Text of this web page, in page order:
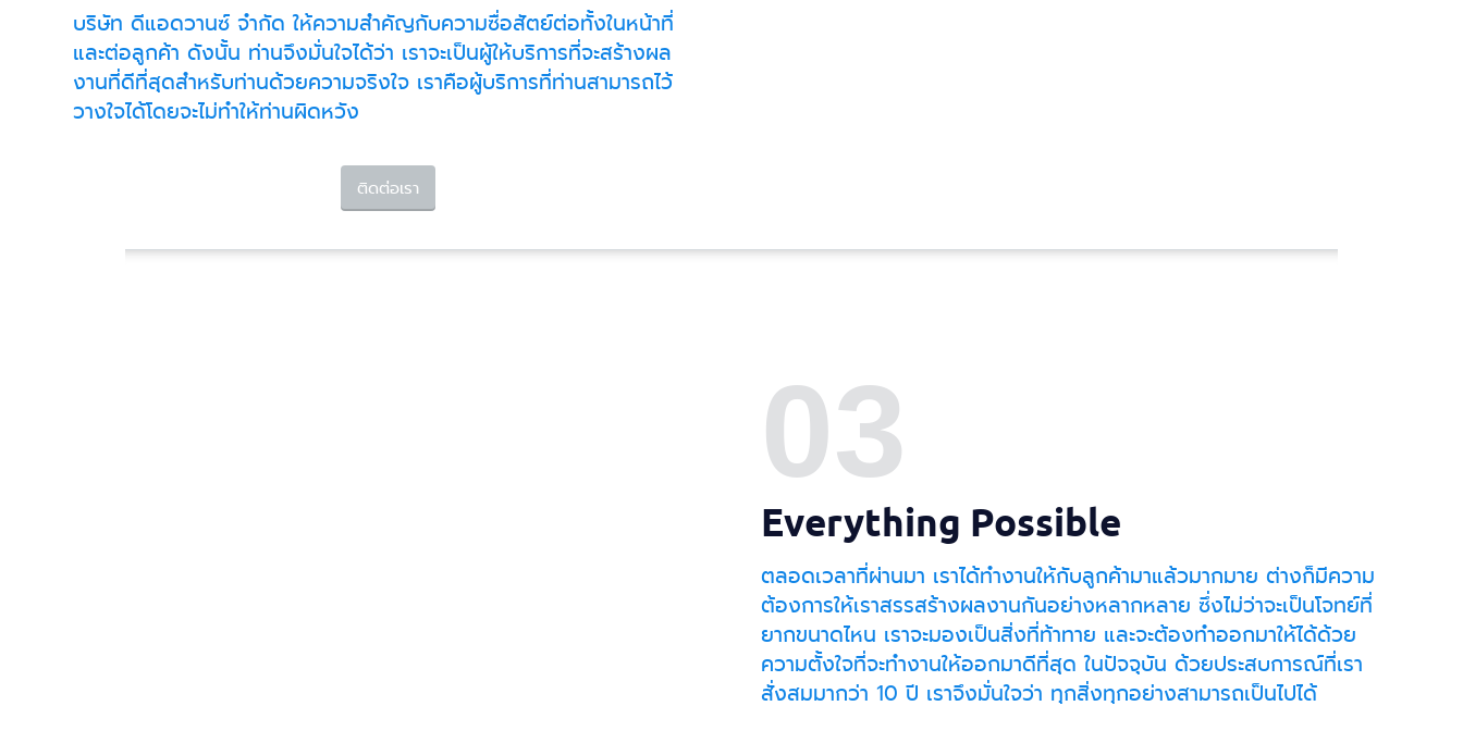
บริษัท ดีแอดวานซ์ จำกัด ให้ความสำคัญกับความซื่อสัตย์ต่อทั้งในหน้าที่
และต่อลูกค้า ดังนั้น ท่านจึงมั่นใจได้ว่า เราจะเป็นผู้ให้บริการที่จะสร้างผล
งานที่ดีที่สุดสำหรับท่านด้วยความจริงใจ เราคือผู้บริการที่ท่านสามารถไว้
วางใจได้โดยจะไม่ทำให้ท่านผิดหวัง
ติดต่อเรา
03
Everything Possible
ตลอดเวลาที่ผ่านมา เราได้ทำงานให้กับลูกค้ามาแล้วมากมาย ต่างก็มีความ
ต้องการให้เราสรรสร้างผลงานกันอย่างหลากหลาย ซึ่งไม่ว่าจะเป็นโจทย์ที่
ยากขนาดไหน เราจะมองเป็นสิ่งที่ท้าทาย และจะต้องทำออกมาให้ได้ด้วย
ความตั้งใจที่จะทำงานให้ออกมาดีที่สุด ในปัจจุบัน ด้วยประสบการณ์ที่เรา
สั่งสมมากว่า 10 ปี เราจึงมั่นใจว่า ทุกสิ่งทุกอย่างสามารถเป็นไปได้